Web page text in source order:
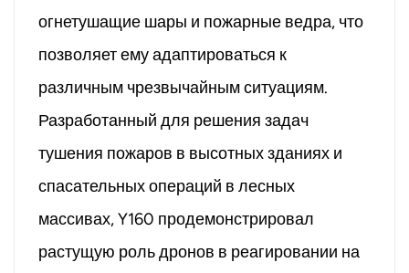
огнетушащие шары и пожарные ведра, что
позволяет ему адаптироваться к
различным чрезвычайным ситуациям.
Разработанный для решения задач
тушения пожаров в высотных зданиях и
спасательных операций в лесных
массивах, Y160 продемонстрировал
растущую роль дронов в реагировании на